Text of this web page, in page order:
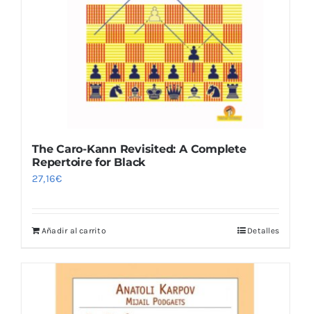
The Caro-Kann Revisited: A Complete
Repertoire for Black
27,16€
Añadir al carrito Detalles